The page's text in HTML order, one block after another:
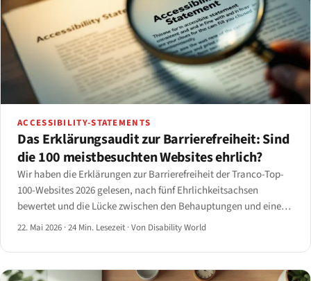
ACCESSIBILITY-STATEMENTS
Das Erklärungsaudit zur Barrierefreiheit: Sind
die 100 meistbesuchten Websites ehrlich?
Wir haben die Erklärungen zur Barrierefreiheit der Tranco-Top-
100-Websites 2026 gelesen, nach fünf Ehrlichkeitsachsen
bewertet und die Lücke zwischen den Behauptungen und einem
axe-core-Scan gemessen.
22. Mai 2026 ·24 Min. Lesezeit ·Von Disability World